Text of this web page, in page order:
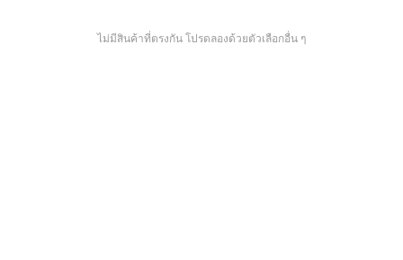
ไม่มีสินค้าที่ตรงกัน โปรดลองด้วยตัวเลือกอื่น ๆ